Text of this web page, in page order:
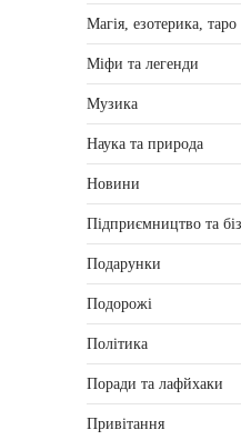
Магія, езотерика, таро
Міфи та легенди
Музика
Наука та природа
Новини
Підприємництво та
Подарунки
Подорожі
Політика
Поради та лафйхаки
Привітання